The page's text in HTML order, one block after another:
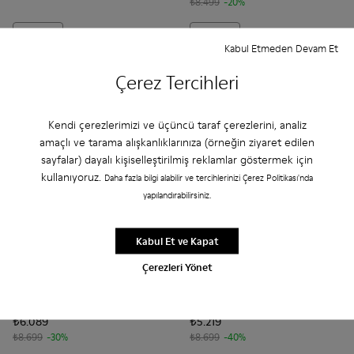
Çerez Tercihleri
Kendi çerezlerimizi ve üçüncü taraf çerezlerini, analiz
amaçlı ve tarama alışkanlıklarınıza (örneğin ziyaret edilen
sayfalar) dayalı kişiselleştirilmiş reklamlar göstermek için
kullanıyoruz. Daha fazla bilgi alabilir ve tercihlerinizi Çerez Politikası'nda
yapılandırabilirsiniz.
Çerezleri Yönet
Kabul Etmeden Devam Et
Kabul Et ve Kapat
Drift - K100876-013 - Erkekler için Çok Renkli Tekstil ve
Drift - K100876-020 - Gri Deri Spor Ayakkabı (Erkek).
Drift - K100876-017 - Erkek için çok renkli
Drift - K100876-015 - Erkekler için
Drift - K100876-004 - Çok
₺6.089
₺8.699 -30%
Drift - K100876-015 -
₺5.219
₺8.699 -40%